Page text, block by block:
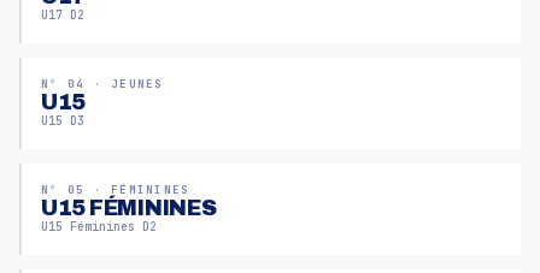
U17 D2
Nº 04 · JEUNES
U15
U15 D3
Nº 05 · FÉMININES
U15 FÉMININES
U15 Féminines D2